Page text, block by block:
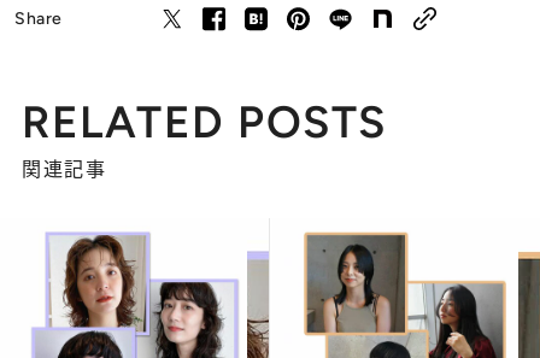
Share
RELATED POSTS
関連記事